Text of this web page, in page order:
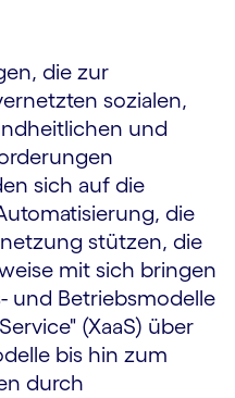
die zur
sozialen,
und
sich auf die
die
stützen, die
mit sich bringen
und Betriebsmodelle
(XaaS) über
bis hin zum
durch